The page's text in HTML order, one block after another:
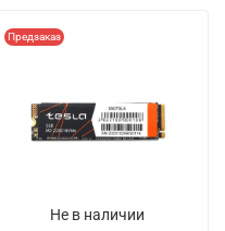
Не в наличии
Предзаказ